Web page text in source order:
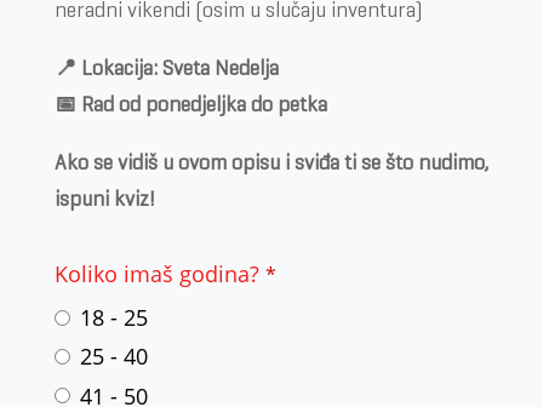
neradni vikendi (osim u slučaju inventura)
📍 Lokacija: Sveta Nedelja
📅 Rad od ponedjeljka do petka
Ako se vidiš u ovom opisu i sviđa ti se što nudimo,
ispuni kviz!
Koliko imaš godina? *
18 - 25
25 - 40
41 - 50